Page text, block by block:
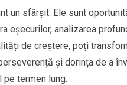
un sfârșit. Ele sunt
eșecurilor, analizarea
de creștere, poți
și dorința de a
termen lung.